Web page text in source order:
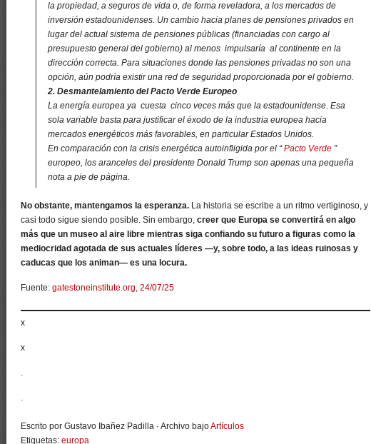
la propiedad, a seguros de vida o, de forma reveladora, a los mercados de
inversión estadounidenses. Un cambio hacia planes de pensiones privados en
lugar del actual sistema de pensiones públicas (financiadas con cargo al
presupuesto general del gobierno) al menos impulsaría al continente en la
dirección correcta. Para situaciones donde las pensiones privadas no son una
opción, aún podría existir una red de seguridad proporcionada por el gobierno.
2. Desmantelamiento del Pacto Verde Europeo
La energía europea ya cuesta cinco veces más que la estadounidense. Esa
sola variable basta para justificar el éxodo de la industria europea hacia
mercados energéticos más favorables, en particular Estados Unidos.
En comparación con la crisis energética autoinfligida por el “Pacto Verde ”
europeo, los aranceles del presidente Donald Trump son apenas una pequeña
nota a pie de página.
No obstante, mantengamos la esperanza. La historia se escribe a un ritmo vertiginoso, y
casi todo sigue siendo posible. Sin embargo, creer que Europa se convertirá en algo
más que un museo al aire libre mientras siga confiando su futuro a figuras como la
mediocridad agotada de sus actuales líderes —y, sobre todo, a las ideas ruinosas y
caducas que los animan— es una locura.
Fuente: gatestoneinstitute.org, 24/07/25
x
x
.
.
Escrito por Gustavo Ibañez Padilla · Archivo bajoArtículos
Etiquetas: europa